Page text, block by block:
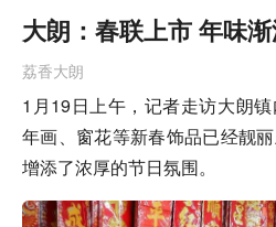
大朗：春联上市 年味
荔香大朗
1月19日上午，记者走访大朗镇
年画、窗花等新春饰品已经靓
增添了浓厚的节日氛围。